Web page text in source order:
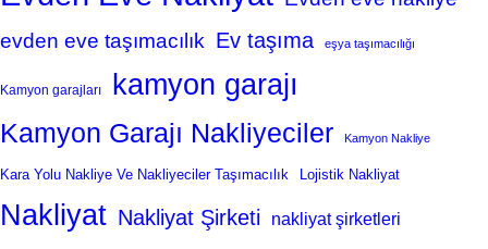
evden eve taşımacılık Ev taşıma eşya taşımacılığı
Kamyon garajları kamyon garajı
Kamyon Garajı Nakliyeciler Kamyon Nakliye
Kara Yolu Nakliye Ve Nakliyeciler Taşımacılık Lojistik Nakliyat
Nakliyat Nakliyat Şirketi nakliyat şirketleri